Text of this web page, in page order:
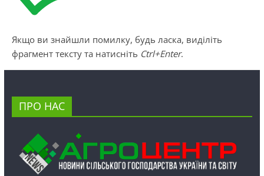
Якщо ви знайшли помилку, будь ласка, виділіть
фрагмент тексту та натисніть Ctrl+Enter.
ПРО НАС